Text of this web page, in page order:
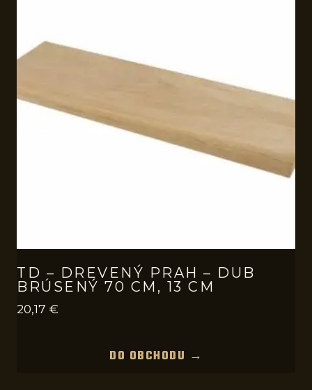
TD – DREVENÝ PRAH – DUB
BRÚSENÝ 70 CM, 13 CM
20,17 €
DO OBCHODU →